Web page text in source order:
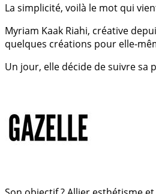
La simplicité, voilà le mot qui
Myriam Kaak Riahi, créative
quelques créations pour elle-
Un jour, elle décide de suivre sa